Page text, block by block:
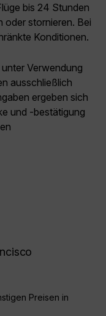
bis 24 Stunden
stornieren. Bei
Konditionen.
Verwendung
ausschließlich
ergeben sich
und -bestätigung
Preisen in